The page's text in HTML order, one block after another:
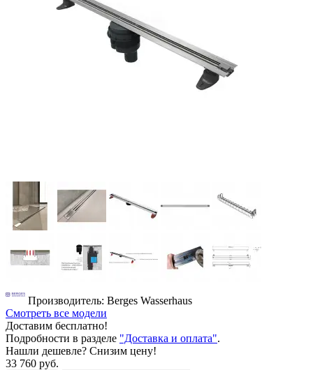
Производитель: Berges Wasserhaus
Смотреть все модели
Доставим бесплатно!
Подробности в разделе "Доставка и оплата".
Нашли дешевле? Снизим цену!
33 760 руб.